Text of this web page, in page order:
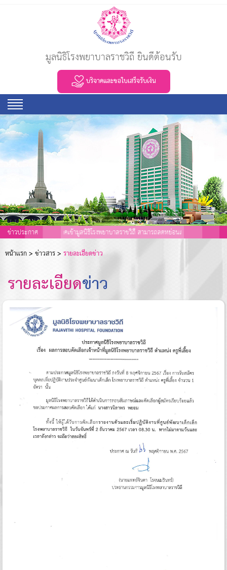
มูลนิธิโรงพยาบาลราชวิถี ยินดีต้อนรับ
บริจาคและขอใบเสร็จรับเงิน
ข่าวประกาศ
นผู้บริจาคร่วมบริจาคเข้ามูลนิธิโรงพยาบาลราชวิถี สามารถลดหย่อนภาษีได้ 2 เท่า ปี พ.ศ.
หน้าเเรก> ข่าวสาร> รายละเอียดข่าว
รายละเอียดข่าว